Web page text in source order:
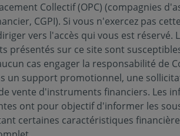
Collectif (OPC) (compagnies
CGPI). Si vous n'exercez pas
vers l'accès qui vous est réservé.
présentés sur ce site sont
cas engager la responsabilité de
un support promotionnel, une
vente d'instruments financiers. Les
ont pour objectif d'informer les
certaines caractéristiques